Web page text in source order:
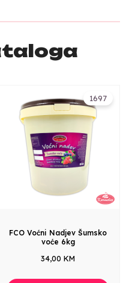
1697
FCO Voćni Nadjev Šumsko
voće 6kg
34,00 KM